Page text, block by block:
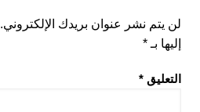
لن يتم نشر عنوان بريدك الإلكتروني.
إليها بـ *
التعليق *